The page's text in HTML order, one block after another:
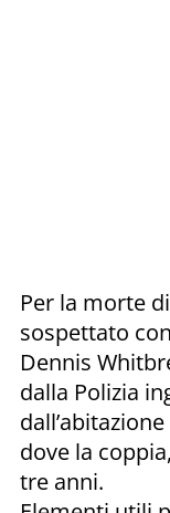
Per la morte
sospettato
Dennis
dalla Polizia
dove la
tre anni.